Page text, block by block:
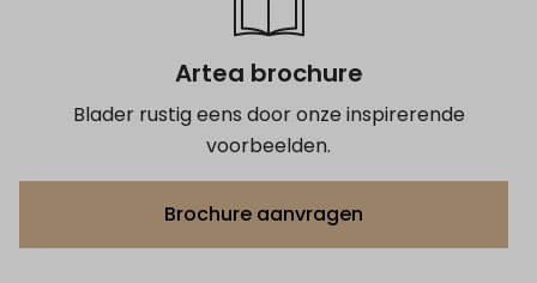
Artea brochure
Blader rustig eens door onze inspirerende
voorbeelden.
Brochure aanvragen